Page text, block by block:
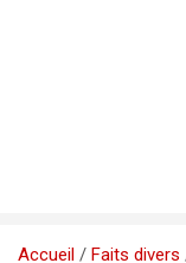
Accueil
Faits divers